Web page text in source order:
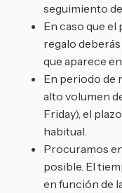
seguimiento
En caso que
regalo
que aparece
En periodo de
alto volumen
Friday), el
habitual.
Procuramos
posible. El
en función de